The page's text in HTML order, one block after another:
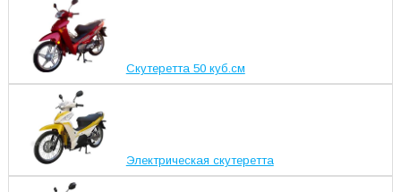
Скутеретта 50 куб.см
Электрическая скутеретта